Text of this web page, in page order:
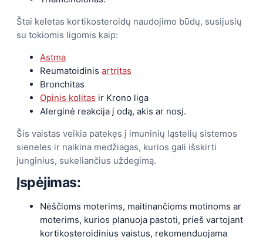
Štai keletas kortikosteroidų naudojimo būdų, susijusių
su tokiomis ligomis kaip:
Astma
Reumatoidinis artritas
Bronchitas
Opinis kolitas ir Krono liga
Alerginė reakcija į odą, akis ar nosį.
Šis vaistas veikia patekęs į imuninių ląstelių sistemos
sieneles ir naikina medžiagas, kurios gali išskirti
junginius, sukeliančius uždegimą.
Įspėjimas:
Nėščioms moterims, maitinančioms motinoms ar
moterims, kurios planuoja pastoti, prieš vartojant
kortikosteroidinius vaistus, rekomenduojama